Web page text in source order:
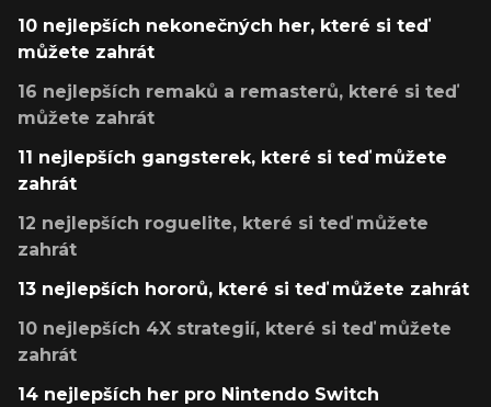
10 nejlepších nekonečných her, které si teď
můžete zahrát
16 nejlepších remaků a remasterů, které si teď
můžete zahrát
11 nejlepších gangsterek, které si teď můžete
zahrát
12 nejlepších roguelite, které si teď můžete
zahrát
13 nejlepších hororů, které si teď můžete zahrát
10 nejlepších 4X strategií, které si teď můžete
zahrát
14 nejlepších her pro Nintendo Switch